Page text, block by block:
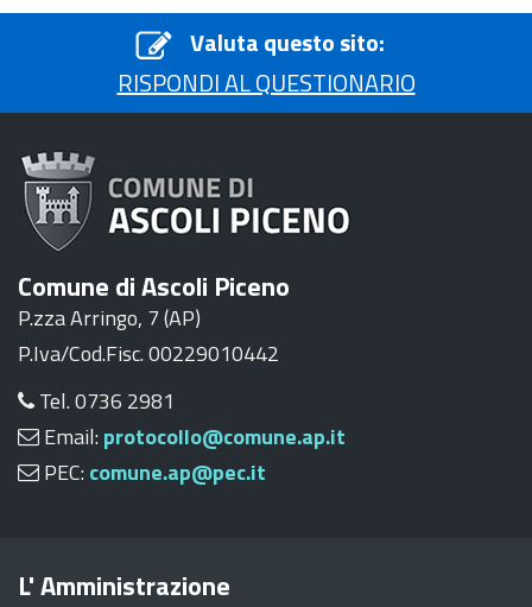
Valuta questo sito:
RISPONDI AL QUESTIONARIO
Comune di Ascoli Piceno
P.zza Arringo, 7 (AP)
P.Iva/Cod.Fisc. 00229010442
Tel. 0736 2981
Email: protocollo@comune.ap.it
PEC: comune.ap@pec.it
L' Amministrazione